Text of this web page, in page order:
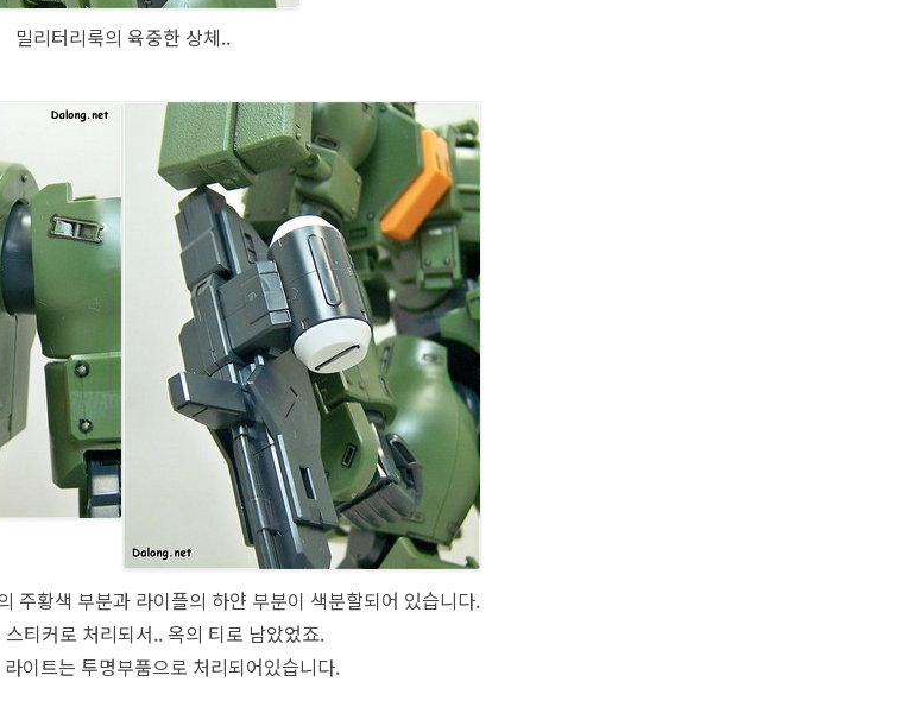
밀리터리룩의 육중한 상체..
주황색 부분과 라이플의 하얀 부분이 색분할되어 있습니다.
티커로 처리되서.. 옥의 티로 남았었죠.
이트는 투명부품으로 처리되어있습니다.